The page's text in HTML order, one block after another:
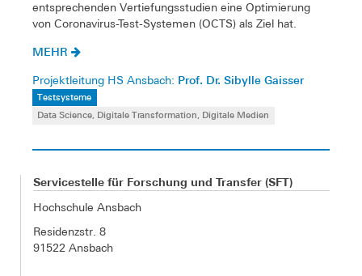
entsprechenden Vertiefungsstudien eine Optimierung
von Coronavirus-Test-Systemen (OCTS) als Ziel hat.
MEHR
Projektleitung HS Ansbach: Prof. Dr. Sibylle Gaisser
Testsysteme
Data Science, Digitale Transformation, Digitale Medien
Servicestelle für Forschung und Transfer (SFT)
Hochschule Ansbach
Residenzstr. 8
91522 Ansbach